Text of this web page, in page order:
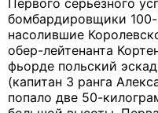
Первого серьезного
бомбардировщики
насолившие
обер-лейтенанта
фьорде польский
(капитан 3 ранга
попало две 50-